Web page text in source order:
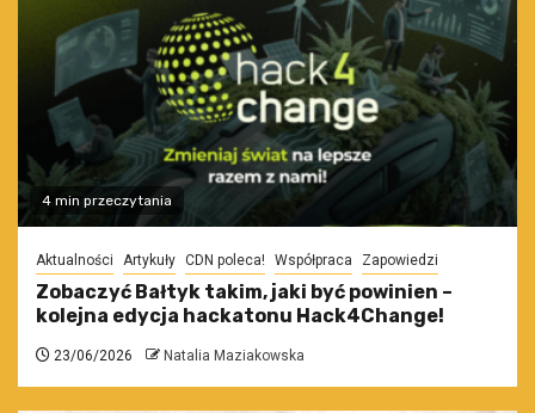
4 min przeczytania
Aktualności Artykuły CDN poleca! Współpraca Zapowiedzi
Zobaczyć Bałtyk takim, jaki być powinien –
kolejna edycja hackatonu Hack4Change!
23/06/2026 Natalia Maziakowska